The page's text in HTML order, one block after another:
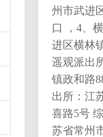
州市武进
口 ，4、
进区横林
遥观派出
镇政和路
出所：江
喜路5号
苏省常州